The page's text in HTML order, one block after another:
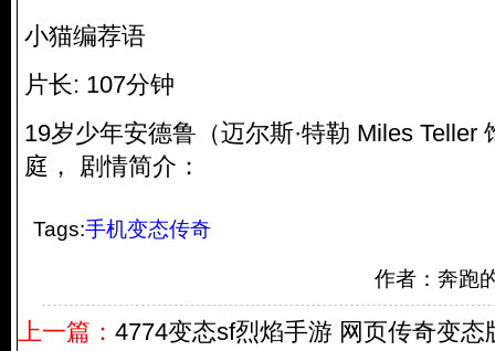
小猫编荐语
片长: 107分钟
19岁少年安德鲁（迈尔斯·特勒 Miles Teller
庭， 剧情简介：
Tags:手机变态传奇
作者：奔跑
上一篇： 4774变态sf烈焰手游 网页传奇变